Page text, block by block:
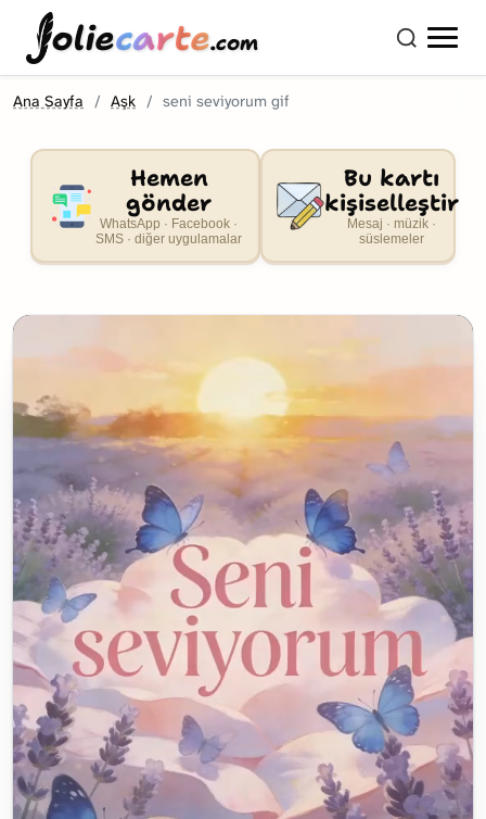
oliecarte.com
Ana Sayfa Aşk seni seviyorum gif
Hemen
gönder
WhatsApp · Facebook ·
SMS · diğer uygulamalar
Bu kartı
kişiselleştir
Mesaj · müzik ·
süslemeler